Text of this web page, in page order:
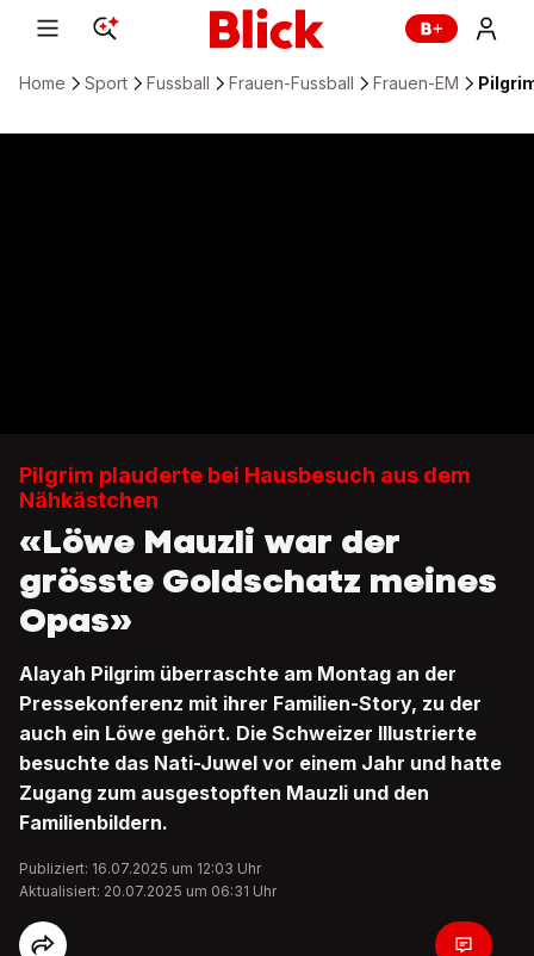
Home Sport Fussball Frauen-Fussball Frauen-EM
Pilgrim plauderte bei Hausbesuch aus dem
Nähkästchen
«Löwe Mauzli war der
grösste Goldschatz meines
Opas»
Alayah Pilgrim überraschte am Montag an der
Pressekonferenz mit ihrer Familien-Story, zu der
auch ein Löwe gehört. Die Schweizer Illustrierte
besuchte das Nati-Juwel vor einem Jahr und hatte
Zugang zum ausgestopften Mauzli und den
Familienbildern.
Publiziert: 16.07.2025 um 12:03 Uhr
Aktualisiert: 20.07.2025 um 06:31 Uhr